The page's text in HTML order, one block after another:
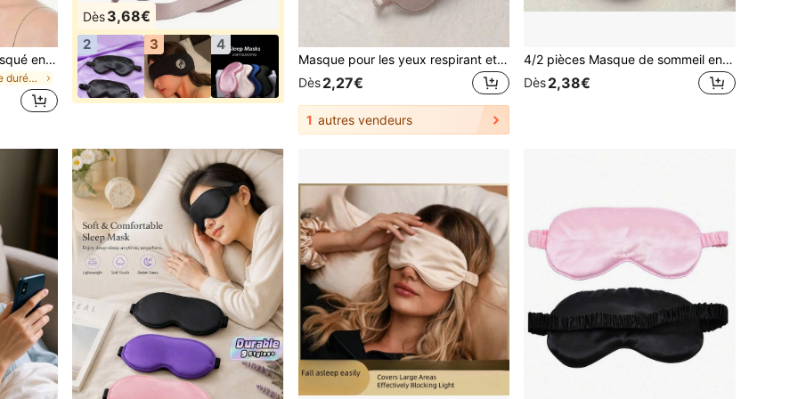
1 pièce Masque de bal masqué en satin, décoration pour les yeux, accessoire de costume pour cosplay et performance sur scène
de Longue durée Masque pour les yeux
Dès3,68€
2 3 4
Masque pour les yeux respirant et occultant, masque de sommeil confortable avec une couverture complète, convenant aux hommes et aux femmes, conception sans couture, réutilisable et lavable, accessoire de sommeil essentiel pour les voyages, l'école et la maison
Dès 2,27€
1 autres vendeurs
4/2 pièces Masque de sommeil en peluche, masque de sommeil bloquant la lumière, dos en matériau de soie synthétique, couleur aléatoire, sangle réglable, design de couleur unie, protection solaire double face, aide à prévenir l'insomnie, design ergonomique doux et lisse, confortable et respirant, confortable à porter, convient aux patients souffrant d'insomnie, convient également pour les voyages et l'utilisation à la maison.
Dès2,38€